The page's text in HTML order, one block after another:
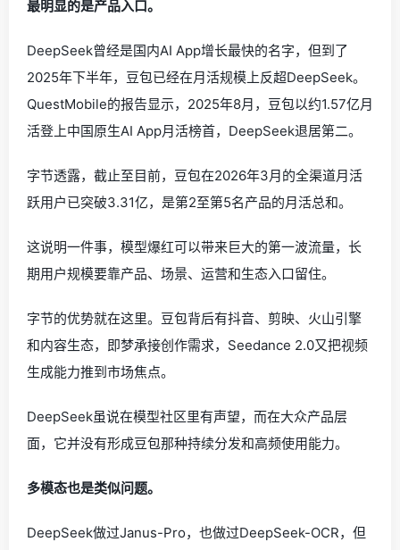
最明显的是产品入口。
DeepSeek曾经是国内AI App增长最快的名字，但到了
2025年下半年，豆包已经在月活规模上反超DeepSeek。
QuestMobile的报告显示，2025年8月，豆包以约1.57亿月
活登上中国原生AI App月活榜首，DeepSeek退居第二。
字节透露，截止至目前，豆包在2026年3月的全渠道月活
跃用户已突破3.31亿，是第2至第5名产品的月活总和。
这说明一件事，模型爆红可以带来巨大的第一波流量，长
期用户规模要靠产品、场景、运营和生态入口留住。
字节的优势就在这里。豆包背后有抖音、剪映、火山引擎
和内容生态，即梦承接创作需求，Seedance 2.0又把视频
生成能力推到市场焦点。
DeepSeek虽说在模型社区里有声望，而在大众产品层
面，它并没有形成豆包那种持续分发和高频使用能力。
多模态也是类似问题。
DeepSeek做过Janus-Pro，也做过DeepSeek-OCR，但